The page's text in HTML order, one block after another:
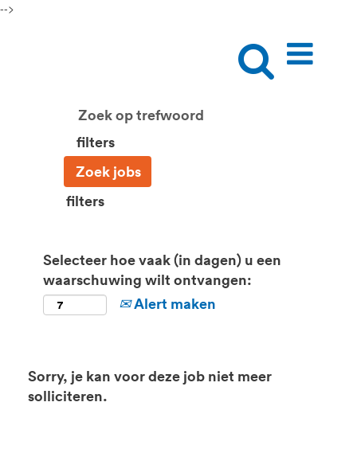
-->
filters
filters
Selecteer hoe vaak (in dagen) u een
waarschuwing wilt ontvangen:
Alert maken
Sorry, je kan voor deze job niet meer
solliciteren.